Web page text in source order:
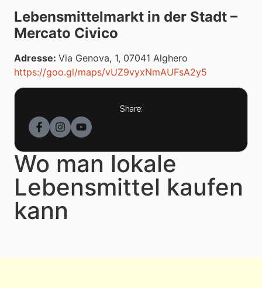
Lebensmittelmarkt in der Stadt –
Mercato Civico
Adresse: Via Genova, 1, 07041 Alghero
https://goo.gl/maps/vUZ9vyxNmAUFsA2y5
Share:
Wo man lokale
Lebensmittel kaufen
kann